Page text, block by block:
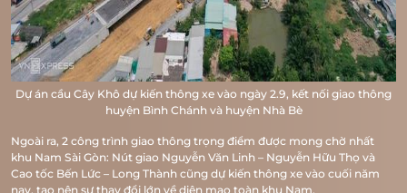
TRANG CHỦ
GIỚI THIỆU
Dự án cầu Cây Khô dự kiến thông xe vào ngày 2.9, kết nối giao thông
huyện Bình Chánh và huyện Nhà Bè
Ngoài ra, 2 công trình giao thông trọng điểm được mong chờ nhất
khu Nam Sài Gòn: Nút giao Nguyễn Văn Linh – Nguyễn Hữu Thọ và
Cao tốc Bến Lức – Long Thành cũng dự kiến thông xe vào cuối năm
nay, tạo nên sự thay đổi lớn về diện mạo toàn khu Nam.